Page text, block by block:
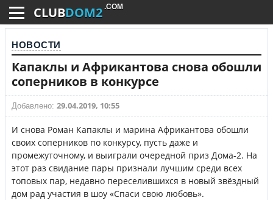
CLUBDOM2 .COM
НОВОСТИ
Капаклы и Африкантова снова обошли
соперников в конкурсе
Добавлено: 29.04.2019, 10:55
И снова Роман Капаклы и марина Африкантова обошли
своих соперников по конкурсу, пусть даже и
промежуточному, и выиграли очередной приз Дома-2. На
этот раз свидание пары признали лучшим среди всех
топовых пар, недавно переселившихся в новый звёздный
дом рад участия в шоу «Спаси свою любовь».